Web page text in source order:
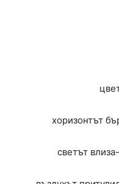
хоризонтът
светът